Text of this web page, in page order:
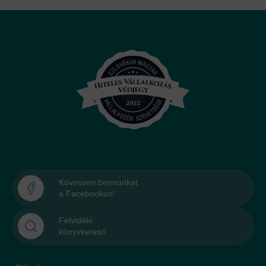
Kövessen bennünket
a Facebookon!
Felvidéki
könyvkereső